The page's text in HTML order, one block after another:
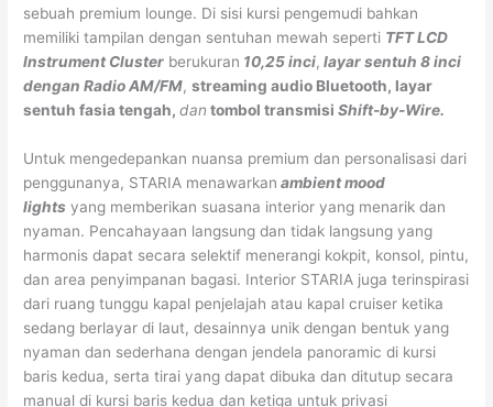
sebuah premium lounge. Di sisi kursi pengemudi bahkan
memiliki tampilan dengan sentuhan mewah seperti TFT LCD
Instrument Cluster berukuran 10,25 inci, layar sentuh 8 inci
dengan Radio AM/FM,streaming audio Bluetooth, layar
sentuh fasia tengah, dan tombol transmisiShift-by-Wire.
Untuk mengedepankan nuansa premium dan personalisasi dari
penggunanya, STARIA menawarkan ambient mood
lights yang memberikan suasana interior yang menarik dan
nyaman. Pencahayaan langsung dan tidak langsung yang
harmonis dapat secara selektif menerangi kokpit, konsol, pintu,
dan area penyimpanan bagasi. Interior STARIA juga terinspirasi
dari ruang tunggu kapal penjelajah atau kapal cruiser ketika
sedang berlayar di laut, desainnya unik dengan bentuk yang
nyaman dan sederhana dengan jendela panoramic di kursi
baris kedua, serta tirai yang dapat dibuka dan ditutup secara
manual di kursi baris kedua dan ketiga untuk privasi